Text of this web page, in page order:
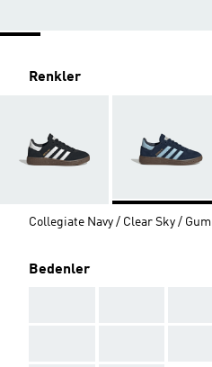
Renkler
Collegiate Navy / Clear Sky / Gum
Bedenler